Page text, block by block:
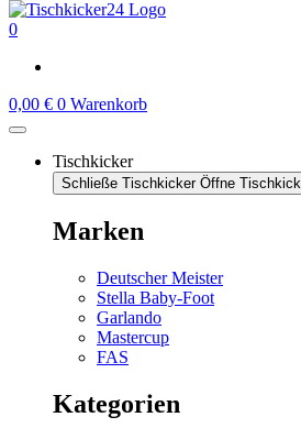
0
0,00 € 0 Warenkorb
Tischkicker
Schließe Tischkicker Öffne
Marken
Deutscher Meister
Stella Baby-Foot
Garlando
Mastercup
FAS
Kategorien